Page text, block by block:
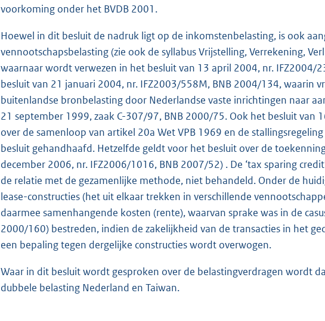
voorkoming onder het BVDB 2001.
Hoewel in dit besluit de nadruk ligt op de inkomstenbelasting, is ook
vennootschapsbelasting (zie ook de syllabus Vrijstelling, Verrekening,
waarnaar wordt verwezen in het besluit van 13 april 2004, nr. IFZ2004/
besluit van 21 januari 2004, nr. IFZ2003/558M, BNB 2004/134, waarin
buitenlandse bronbelasting door Nederlandse vaste inrichtingen naar
21 september 1999, zaak C-307/97, BNB 2000/75. Ook het besluit van
over de samenloop van artikel 20a Wet VPB 1969 en de
besluit gehandhaafd. Hetzelfde geldt voor het besluit over de
december 2006, nr. IFZ2006/1016, BNB 2007/52) . De ‘tax sparing
de relatie met de gezamenlijke methode, niet behandeld. Onder de
lease-constructies (het uit elkaar trekken in verschillende
daarmee samenhangende kosten (rente), waarvan sprake was in de
2000/160) bestreden, indien de zakelijkheid van de transacties in het
een bepaling tegen dergelijke constructies wordt overwogen.
Waar in dit besluit wordt gesproken over de belastingverdragen wordt
dubbele belasting Nederland en Taiwan.